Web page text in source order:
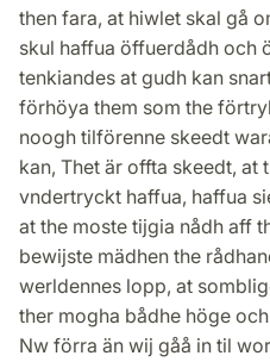
then fara, at hiwlet skal gå
skul haffua öffuerdådh och
tenkiandes at gudh kan
förhöya them som the
noogh tilförenne skeedt
kan, Thet är offta skeedt,
vndertryckt haffua, haffua
at the moste tijgia nådh aff
bewijste mädhen the
werldennes lopp, at
ther mogha bådhe höge
Nw förra än wij gåå in til